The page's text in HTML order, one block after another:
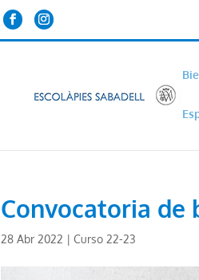
Convocatoria de
28 Abr 2022 |Curso 22-23